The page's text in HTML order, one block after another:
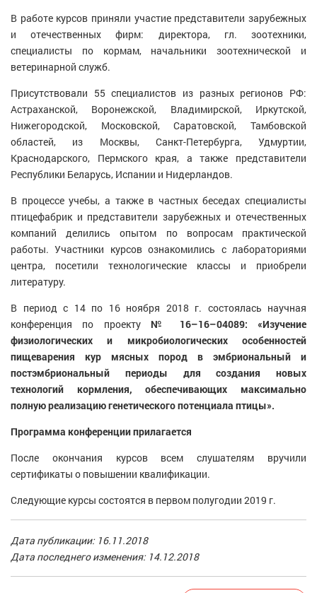
В работе курсов приняли участие представители зарубежных
и отечественных фирм: директора, гл. зоотехники,
специалисты по кормам, начальники зоотехнической и
ветеринарной служб.
Присутствовали 55 специалистов из разных регионов РФ:
Астраханской, Воронежской, Владимирской, Иркутской,
Нижегородской, Московской, Саратовской, Тамбовской
областей, из Москвы, Санкт-Петербурга, Удмуртии,
Краснодарского, Пермского края, а также представители
Республики Беларусь, Испании и Нидерландов.
В процессе учебы, а также в частных беседах специалисты
птицефабрик и представители зарубежных и отечественных
компаний делились опытом по вопросам практической
работы. Участники курсов ознакомились с лабораториями
центра, посетили технологические классы и приобрели
литературу.
В период с 14 по 16 ноября 2018 г. состоялась научная
конференция по проекту№ 16–16–04089: «Изучение
физиологических и микробиологических особенностей
пищеварения кур мясных пород в эмбриональный и
постэмбриональный периоды для создания новых
технологий кормления, обеспечивающих максимально
полную реализацию генетического потенциала птицы».
Программа конференции прилагается
После окончания курсов всем слушателям вручили
сертификаты о повышении квалификации.
Следующие курсы состоятся в первом полугодии 2019 г.
Дата публикации: 16.11.2018
Дата последнего изменения: 14.12.2018